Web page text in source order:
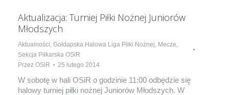
Aktualizacja: Turniej Piłki Nożnej Juniorów
Młodszych
Aktualności, Gołdapska Halowa Liga Piłki Nożnej, Mecze,
Sekcja Piłkarska OSiR
Przez OSiR 25 lutego 2014
W sobotę w hali OSiR o godzinie 11:00 odbędzie się
halowy turniej piłki nożnej Juniorów Młodszych. W